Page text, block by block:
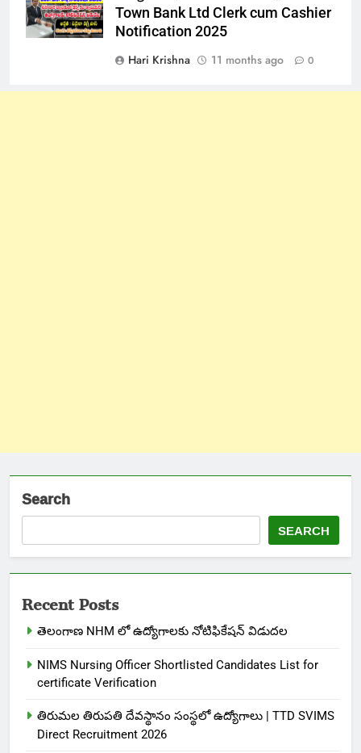
Town Bank Ltd Clerk cum Cashier
Notification 2025
Hari Krishna
11 months ago 0
Search
SEARCH
Recent Posts
తెలంగాణ NHM లో ఉద్యోగాలకు నోటిఫికేషన్ విడుదల
NIMS Nursing Officer Shortlisted Candidates List for
certificate Verification
తిరుమల తిరుపతి దేవస్థానం సంస్థలో ఉద్యోగాలు | TTD SVIMS
Direct Recruitment 2026